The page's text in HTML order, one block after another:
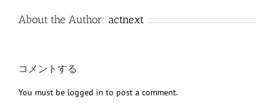
About the Author: actnext
コメントする
You must be logged in to post a comment.